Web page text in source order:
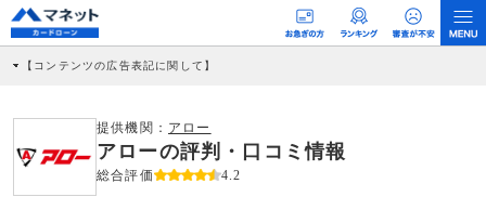
【コンテンツの広告表記に関して】
社に対して企業から紹介報酬が支払われるという収益モデルです。 ただし、特定の
商品を根拠なくPRするものではなく、当編集部の調査／ユーザーへの口コミ収集な
どに基づき、公平性を担保した情報提供を行っています。
>提携企業一覧
提供機関： アロー
アローの評判・口コミ情報
総合評価 4.2